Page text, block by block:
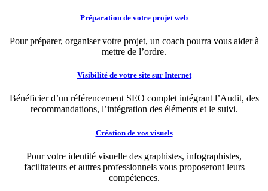
Préparation de votre projet web
Pour préparer, organiser votre projet, un coach pourra vous aider à
mettre de l’ordre.
Visibilité de votre site sur Internet
Bénéficier d’un référencement SEO complet intégrant l’Audit, des
recommandations, l’intégration des éléments et le suivi.
Création de vos visuels
Pour votre identité visuelle des graphistes, infographistes,
facilitateurs et autres professionnels vous proposeront leurs
compétences.